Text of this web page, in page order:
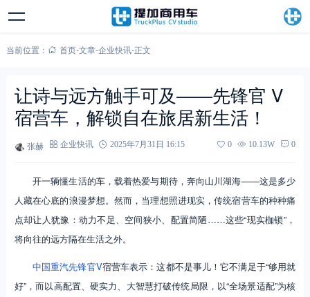
当前位置： 首页-文章-企业快讯-正文
让诗与远方触手可及——先锋官 V
宿营车，解锁自在旅居新生活！
张赫 企业快讯 2025年7月31日 16:15 0 10.13W 0
开一辆懂生活的车，载着热爱与期待，奔向山川湖海——这是多少
人藏在心底的浪漫梦想。然而，当理想照进现实，传统宿营车的种种痛
点却让人犹豫：动力不足、空间狭小、配置简陋……这些“现实枷锁”，
将向往的远方隔在生活之外。
中国重汽先锋官V宿营车表示：这都不是事儿！它不满足于“够用就
好”，而以高配置、硬实力、大智慧打破传统局限，以“全场景适配”为核